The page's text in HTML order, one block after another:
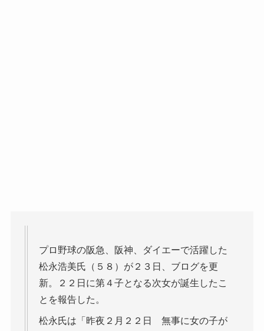
プロ野球の阪急、阪神、ダイエーで活躍した
松永浩美氏（５８）が２３日、ブログを更
新。２２日に第４子となる次女が誕生したこ
とを報告した。
松永氏は「昨夜２月２２日 無事に女の子が